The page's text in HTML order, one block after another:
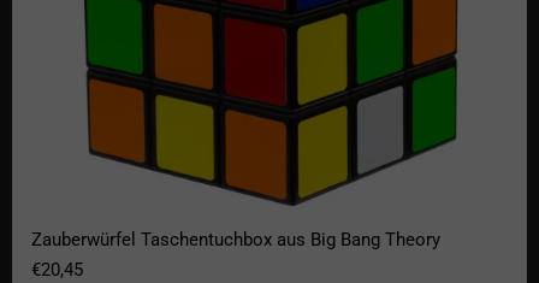
Zauberwürfel Taschentuchbox aus Big Bang Theory
€20,45